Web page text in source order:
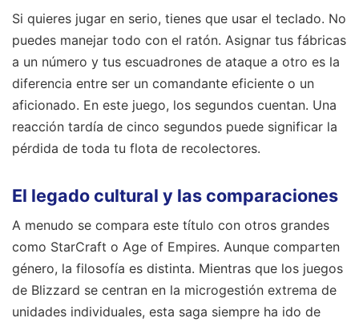
Si quieres jugar en serio, tienes que usar el teclado. No
puedes manejar todo con el ratón. Asignar tus fábricas
a un número y tus escuadrones de ataque a otro es la
diferencia entre ser un comandante eficiente o un
aficionado. En este juego, los segundos cuentan. Una
reacción tardía de cinco segundos puede significar la
pérdida de toda tu flota de recolectores.
El legado cultural y las comparaciones
A menudo se compara este título con otros grandes
como StarCraft o Age of Empires. Aunque comparten
género, la filosofía es distinta. Mientras que los juegos
de Blizzard se centran en la microgestión extrema de
unidades individuales, esta saga siempre ha ido de